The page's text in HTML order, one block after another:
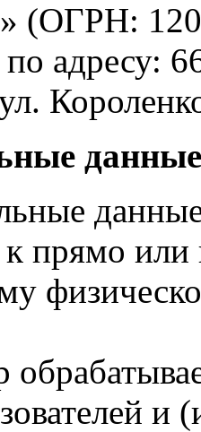
(ОГРН:
адресу:
прямо
и